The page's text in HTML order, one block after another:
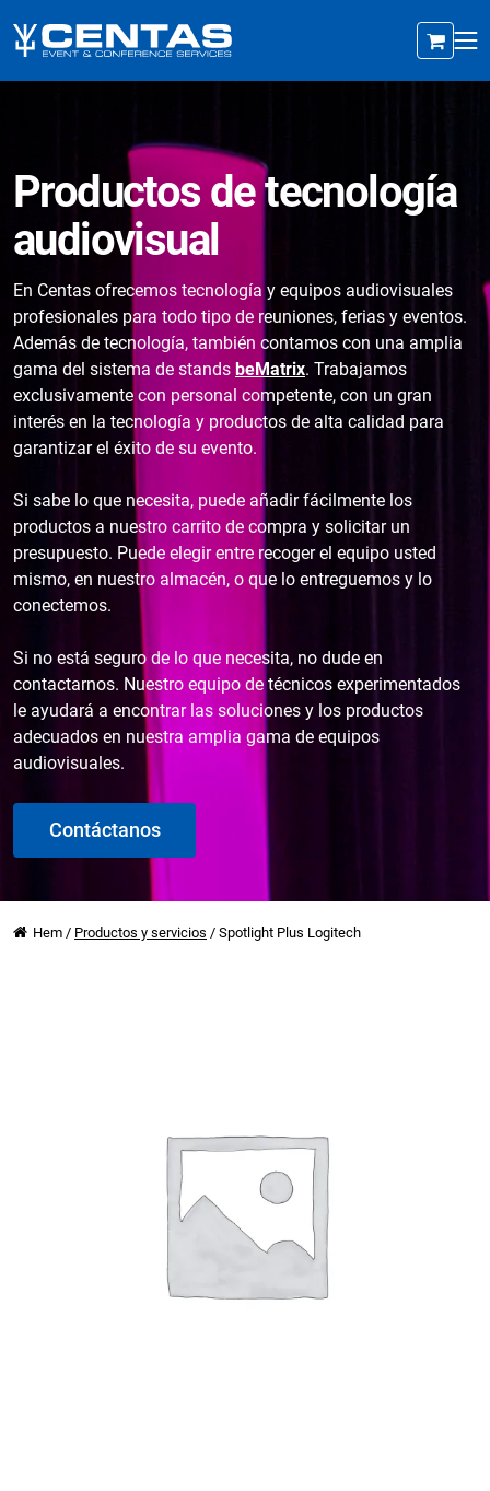
Productos de tecnología
audiovisual
En Centas ofrecemos tecnología y equipos audiovisuales
profesionales para todo tipo de reuniones, ferias y eventos.
Además de tecnología, también contamos con una amplia
gama del sistema de stands beMatrix. Trabajamos
exclusivamente con personal competente, con un gran
interés en la tecnología y productos de alta calidad para
garantizar el éxito de su evento.
Si sabe lo que necesita, puede añadir fácilmente los
productos a nuestro carrito de compra y solicitar un
presupuesto. Puede elegir entre recoger el equipo usted
mismo, en nuestro almacén, o que lo entreguemos y lo
conectemos.
Si no está seguro de lo que necesita, no dude en
contactarnos. Nuestro equipo de técnicos experimentados
le ayudará a encontrar las soluciones y los productos
adecuados en nuestra amplia gama de equipos
audiovisuales.
Contáctanos
Hem / Productos y servicios / Spotlight Plus Logitech